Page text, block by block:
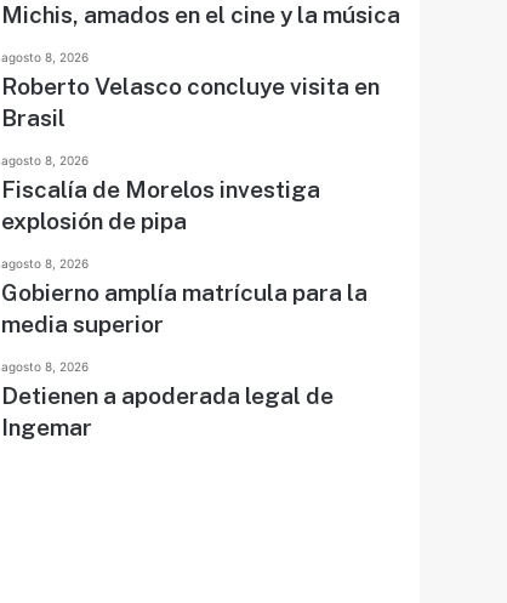
Michis, amados en el cine y la música
agosto 8, 2026
Roberto Velasco concluye visita en
Brasil
agosto 8, 2026
Fiscalía de Morelos investiga
explosión de pipa
agosto 8, 2026
Gobierno amplía matrícula para la
media superior
agosto 8, 2026
Detienen a apoderada legal de
Ingemar